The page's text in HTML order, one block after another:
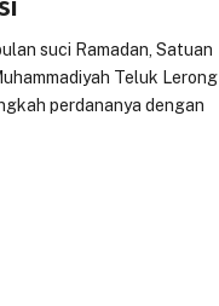
suci Ramadan, Satuan
Teluk Lerong
perdananya dengan